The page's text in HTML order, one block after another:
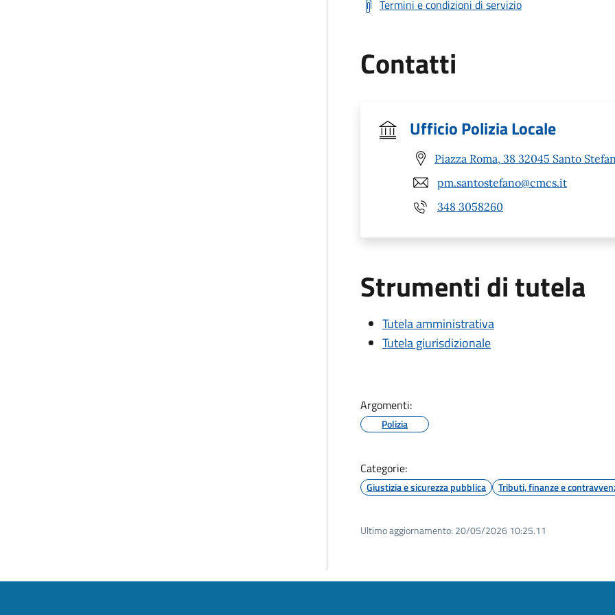
Termini e condizioni di servizio
Contatti
Ufficio Polizia Locale
Piazza Roma, 38 32045 Santo
pm.santostefano@cmcs.it
348 3058260
Strumenti di tutela
Tutela amministrativa
Tutela giurisdizionale
Argomenti:
Polizia
Categorie:
Giustizia e sicurezza pubblica Tributi, finanze e
Ultimo aggiornamento: 20/05/2026 10:25.11